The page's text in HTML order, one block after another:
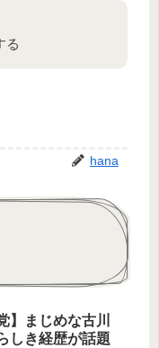
る
hana
】まじめな古川
しき経歴が話題